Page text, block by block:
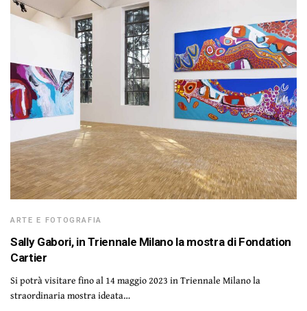
ARTE E FOTOGRAFIA
Sally Gabori, in Triennale Milano la mostra di Fondation
Cartier
Si potrà visitare fino al 14 maggio 2023 in Triennale Milano la
straordinaria mostra ideata…